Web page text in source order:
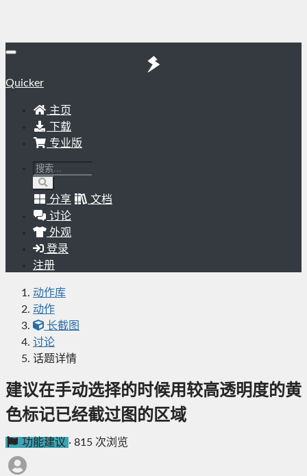
Quicker
主页
下载
专业版
分享
文档
讨论
外观
登录
注册
动作库
动作
长截图
讨论
话题详情
建议在手动选择的时候用较高透明度的黄
色标记已经截过图的区域
功能建议 · 815 次浏览